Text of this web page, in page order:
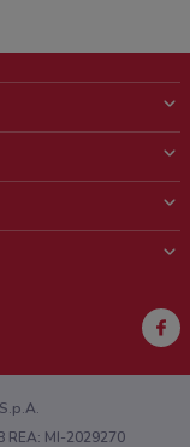
REA: MI-2029270